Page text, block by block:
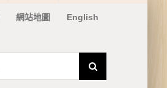
網站地圖 English